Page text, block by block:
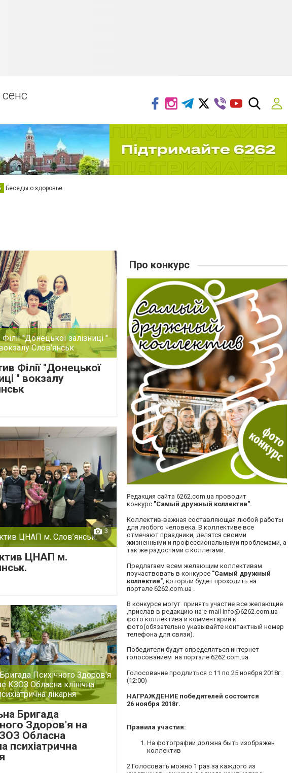
Беседы о здоровье
''Донецької залізниці ''
Слов'янськ
Філії ''Донецької
'' вокзалу
ЦНАП м. Слов’янськ.
3
ЦНАП м.
Психічного Здоров'я
КЗОЗ Обласна клінічна
лікарня
Бригада
Здоров'я на
Обласна
психіатрична
Про конкурс
Редакция сайта 6262.com.ua проводит
конкурс "Самый дружный коллектив".
Коллектив-важная составляющая любой работы
для любого человека. В коллективе все
отмечают праздники, делятся своими
жизненными и профессиональными проблемами, а
так же радостями с коллегами.
Предлагаем всем желающим коллективам
поучаствовать в конкурсе "Самый дружный
коллектив", который будет проходить на
портале 6262.com.ua .
В конкурсе могут принять участие все желающие
,прислав в редакцию на е-mail info@6262.com.ua
фото коллектива и комментарий к
фото(обязательно указывайте контактный номер
телефона для связи).
Победители будут определяться интернет
голосованием на портале 6262.com.ua
Голосование продлиться с 11 по 25 ноября 2018г.
(12:00)
НАГРАЖДЕНИЕ победителей состоится
26 ноября 2018г.
Правила участия:
На фотографии должна быть изображен
коллектив
2.Голосовать можно 1 раз за каждого из